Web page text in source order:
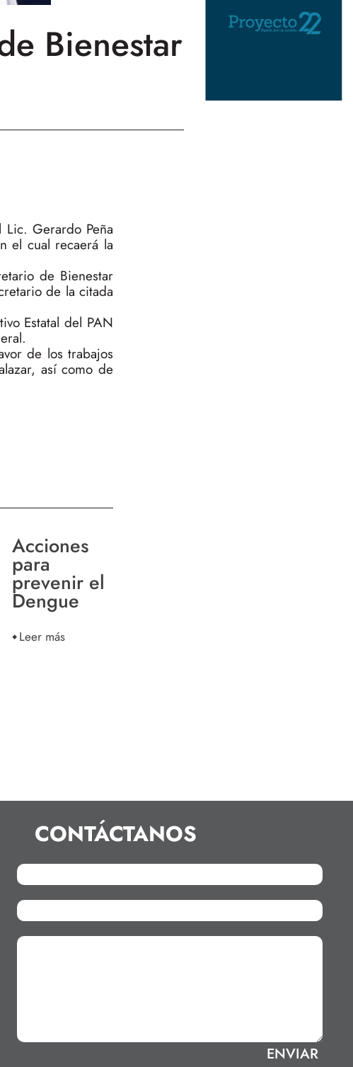
Bienestar
Lic. Gerardo Peña
el cual recaerá la
de Bienestar
de la citada
Estatal del PAN
de los trabajos
así como de
Acciones
para
prevenir el
Dengue
Leer más
CONTÁCTANOS